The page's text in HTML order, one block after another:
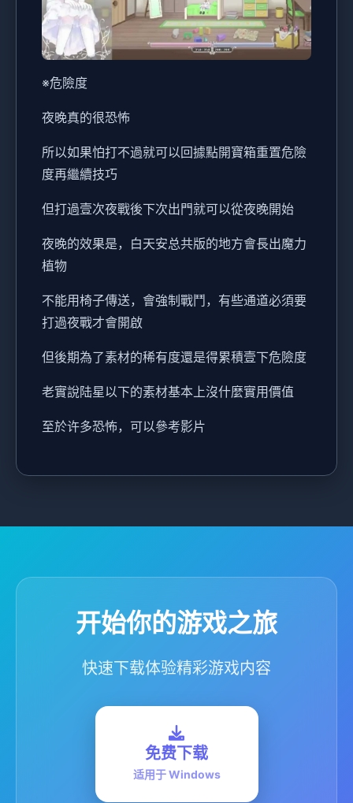
※危險度
夜晚真的很恐怖
所以如果怕打不過就可以回據點開寶箱重置危險
度再繼續技巧
但打過壹次夜戰後下次出門就可以從夜晚開始
夜晚的效果是，白天安总共版的地方會長出魔力
植物
不能用椅子傳送，會強制戰鬥，有些通道必須要
打過夜戰才會開啟
但後期為了素材的稀有度還是得累積壹下危險度
老實說陆星以下的素材基本上沒什麼實用價值
至於许多恐怖，可以參考影片
开始你的游戏之旅
快速下载体验精彩游戏内容
免费下载
适用于 Windows